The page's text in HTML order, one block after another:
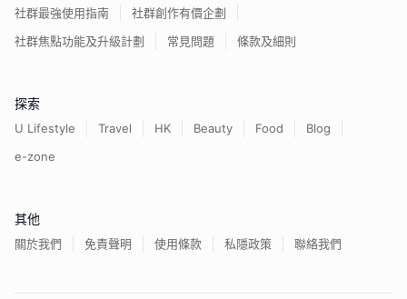
社群最強使用指南
社群創作有價企劃
社群焦點功能及升級計劃
常見問題 條款及細則
探索
U Lifestyle Travel HK Beauty Food
Blog
e-zone
其他
關於我們 免責聲明 使用條款 私隱政策 聯絡我們